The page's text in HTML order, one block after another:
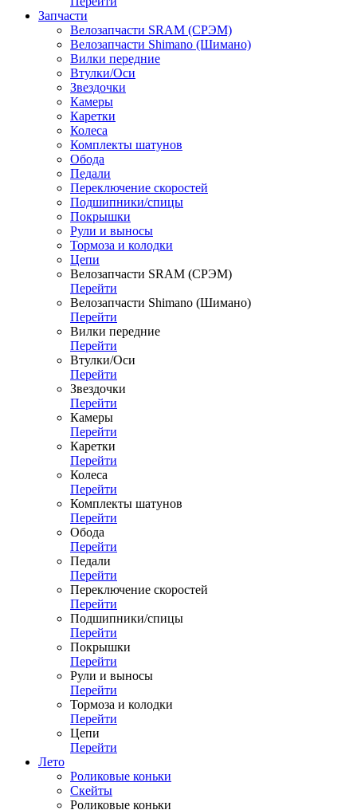
Запчасти
Велозапчасти SRAM (СРЭМ)
Велозапчасти Shimano (Шимано)
Вилки передние
Втулки/Оси
Звездочки
Камеры
Каретки
Колеса
Комплекты шатунов
Обода
Педали
Переключение скоростей
Подшипники/спицы
Покрышки
Рули и выносы
Тормоза и колодки
Цепи
Велозапчасти SRAM (СРЭМ)
Перейти
Велозапчасти Shimano (Шимано)
Перейти
Вилки передние
Перейти
Втулки/Оси
Перейти
Звездочки
Перейти
Камеры
Перейти
Каретки
Перейти
Колеса
Перейти
Комплекты шатунов
Перейти
Обода
Перейти
Педали
Перейти
Переключение скоростей
Перейти
Подшипники/спицы
Перейти
Покрышки
Перейти
Рули и выносы
Перейти
Тормоза и колодки
Перейти
Цепи
Перейти
Лето
Роликовые коньки
Скейты
Роликовые коньки